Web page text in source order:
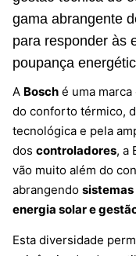
gama abrangente
para responder às
poupança
A Bosch é uma
do conforto térmico,
tecnológica e pela
dos controladores, a
vão muito além do
abrangendo
energia solar e
Esta diversidade